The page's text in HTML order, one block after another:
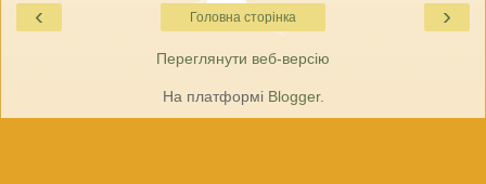
‹ ›
Головна сторінка
Переглянути веб-версію
На платформі Blogger.